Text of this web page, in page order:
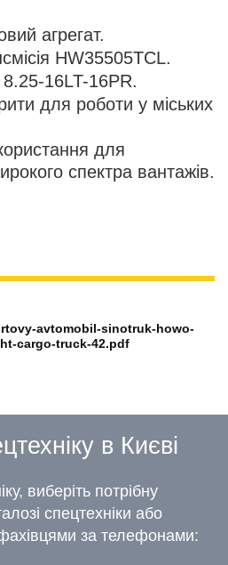
агрегат.
HW35505TCL.
16LT-16PR.
для роботи у міських
для
спектра вантажів.
avtomobil-sinotruk-howo-
cargo-truck-42.pdf
в Києві
виберіть потрібну
спецтехніки або
за телефонами: